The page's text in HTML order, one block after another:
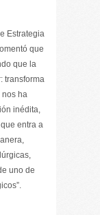
Estrategia
que
que la
transforma
nos ha
inédita,
entra a
uno de